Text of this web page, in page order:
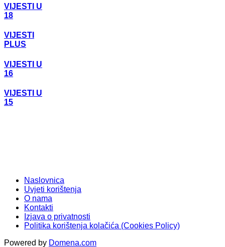
VIJESTI U
18
VIJESTI
PLUS
VIJESTI U
16
VIJESTI U
15
Naslovnica
Uvjeti korištenja
O nama
Kontakti
Izjava o privatnosti
Politika korištenja kolačića (Cookies Policy)
Powered by Domena.com